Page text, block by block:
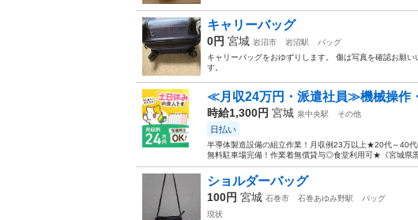
キャリーバッグ
0円 宮城 岩沼市 岩沼駅
バッグ
キャリーバッグをおゆずりします。 傷は写真を確認お願
す。
≪月収24万円・派遣社員≫機械操作
時給1,300円 宮城 泉中央駅 その他
日払い
半導体製造設備の組立作業！月収例23万以上★20代～40
無料駐車場完備！作業着無償貸与◎食堂利用可★《宮城県
ショルダーバッグ
100円 宮城 石巻市 石巻あゆみ野駅
バッグ
現状